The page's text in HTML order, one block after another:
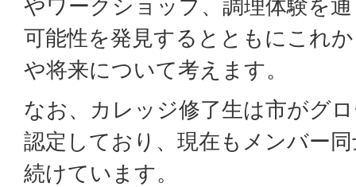
やワークショップ、調理体験を
可能性を発見するとともにこれ
や将来について考えます。
なお、カレッジ修了生は市がグ
認定しており、現在もメンバー
続けています。